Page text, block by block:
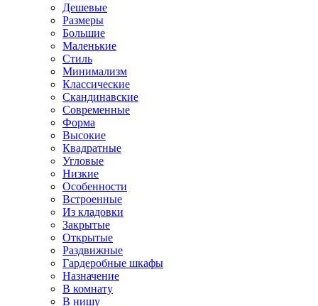
Дешевые
Размеры
Большие
Маленькие
Стиль
Минимализм
Классические
Скандинавские
Современные
Форма
Высокие
Квадратные
Угловые
Низкие
Особенности
Встроенные
Из кладовки
Закрытые
Открытые
Раздвижные
Гардеробные шкафы
Назначение
В комнату
В нишу